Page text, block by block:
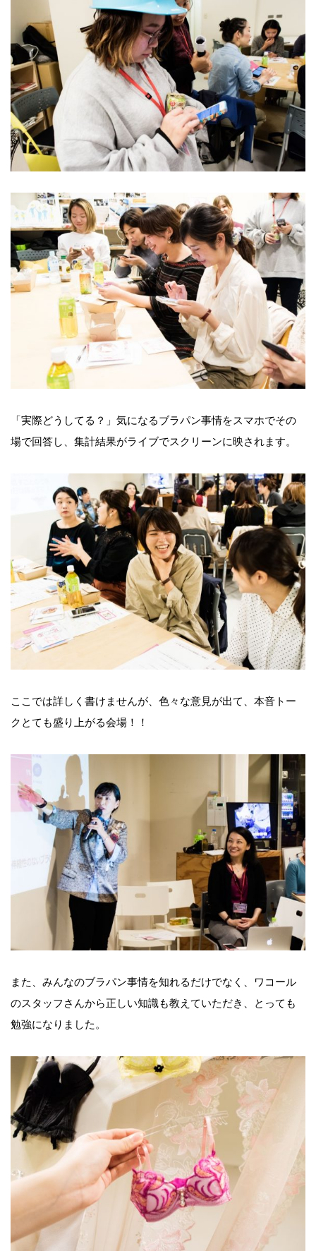
「実際どうしてる？」気になるブラパン事情をスマホでその
場で回答し、集計結果がライブでスクリーンに映されます。
ここでは詳しく書けませんが、色々な意見が出て、本音トー
クとても盛り上がる会場！！
また、みんなのブラパン事情を知れるだけでなく、ワコール
のスタッフさんから正しい知識も教えていただき、とっても
勉強になりました。